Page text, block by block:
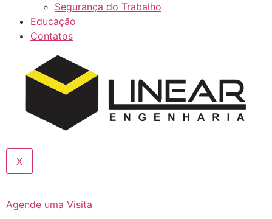
Segurança do Trabalho
Educação
Contatos
X
Agende uma Visita